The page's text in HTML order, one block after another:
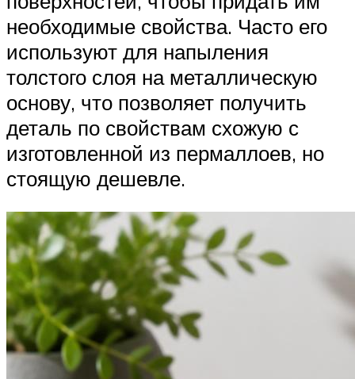
необходимые свойства. Часто его
используют для напыления
толстого слоя на металлическую
основу, что позволяет получить
деталь по свойствам схожую с
изготовленной из пермаллоев, но
стоящую дешевле.